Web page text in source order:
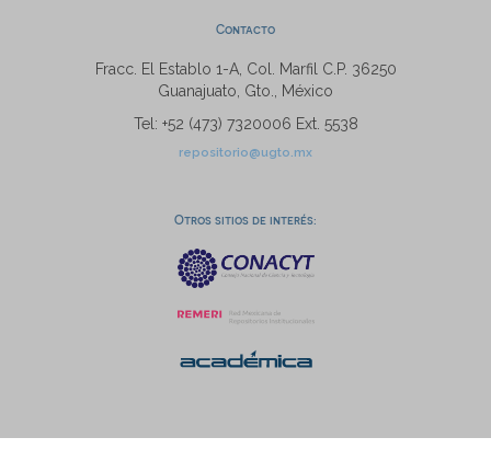
Contacto
Fracc. El Establo 1-A, Col. Marfil C.P. 36250
Guanajuato, Gto., México
Tel: +52 (473) 7320006 Ext. 5538
repositorio@ugto.mx
Otros sitios de interés: